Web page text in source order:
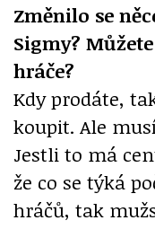
Změnilo se
Sigmy?
hráče?
Kdy prodáte,
koupit. Ale
Jestli to má
že co se týká
hráčů, tak